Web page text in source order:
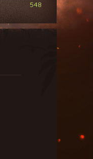
548